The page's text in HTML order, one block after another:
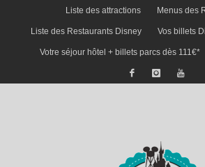
Liste des attractions Menus des
Liste des Restaurants Disney Vos billets
Votre séjour hôtel + billets parcs dès 111€*